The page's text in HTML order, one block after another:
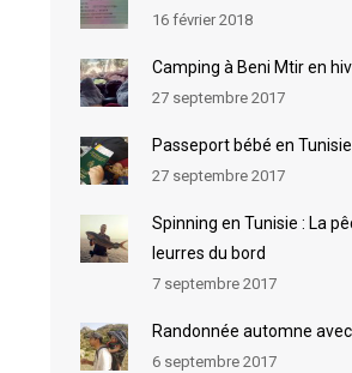
16 février 2018
Camping à Beni Mtir en
27 septembre 2017
Passeport bébé en Tunisie
27 septembre 2017
Spinning en Tunisie : La
leurres du bord
7 septembre 2017
Randonnée automne
6 septembre 2017